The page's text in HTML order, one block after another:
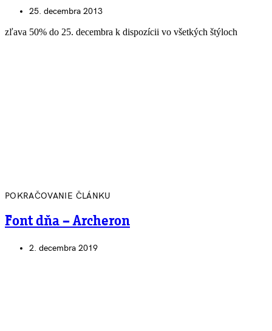
25. decembra 2013
zľava 50% do 25. decembra k dispozícii vo všetkých štýloch
POKRAČOVANIE ČLÁNKU
Font dňa – Archeron
2. decembra 2019